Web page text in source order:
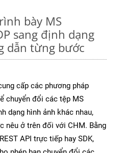
bày MS
sang định dạng
dẫn từng bước
cấp các phương pháp
chuyển đổi các tệp MS
dạng hình ảnh khác nhau,
nêu ở trên đối với CHM. Bằng
API trực tiếp hay SDK,